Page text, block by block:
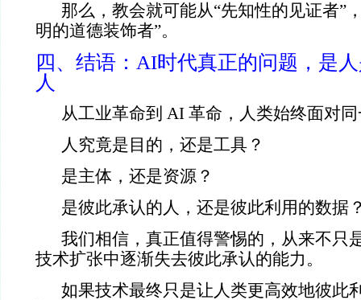
那么，教会就可能从“先知性的见证者”
明的道德装饰者”。
四、结语：AI时代真正的问题，是
人
从工业革命到 AI 革命，人类始终面对
人究竟是目的，还是工具？
是主体，还是资源？
是彼此承认的人，还是彼此利用的数据
我们相信，真正值得警惕的，从来不只
技术扩张中逐渐失去彼此承认的能力。
如果技术最终只是让人类更高效地彼此